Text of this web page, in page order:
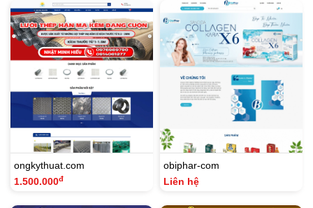
ongkythuat.com
1.500.000đ
obiphar-com
Liên hệ